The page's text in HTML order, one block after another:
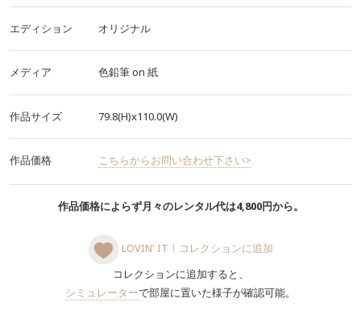
エディション オリジナル
メディア 色鉛筆on 紙
作品サイズ 79.8(H)x110.0(W)
作品価格 こちらからお問い合わせ下さい>
作品価格によらず月々のレンタル代は4,800円から。
LOVIN' IT！コレクションに追加
コレクションに追加すると、
シミュレーターで部屋に置いた様子が確認可能。